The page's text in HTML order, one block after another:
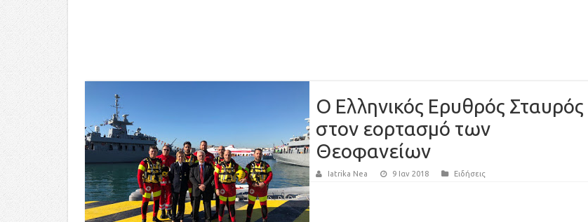
Ο Ελληνικός Ερυθρός Σταυρός
στον εορτασμό των
Θεοφανείων
Iatrika Nea 9 Ιαν 2018 Ειδήσεις